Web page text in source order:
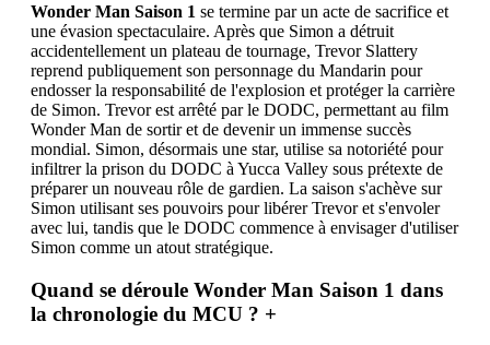
Wonder Man Saison 1 se termine par un acte de sacrifice et
une évasion spectaculaire. Après que Simon a détruit
accidentellement un plateau de tournage, Trevor Slattery
reprend publiquement son personnage du Mandarin pour
endosser la responsabilité de l'explosion et protéger la carrière
de Simon. Trevor est arrêté par le DODC, permettant au film
Wonder Man de sortir et de devenir un immense succès
mondial. Simon, désormais une star, utilise sa notoriété pour
infiltrer la prison du DODC à Yucca Valley sous prétexte de
préparer un nouveau rôle de gardien. La saison s'achève sur
Simon utilisant ses pouvoirs pour libérer Trevor et s'envoler
avec lui, tandis que le DODC commence à envisager d'utiliser
Simon comme un atout stratégique.
Quand se déroule Wonder Man Saison 1 dans
la chronologie du MCU ? +